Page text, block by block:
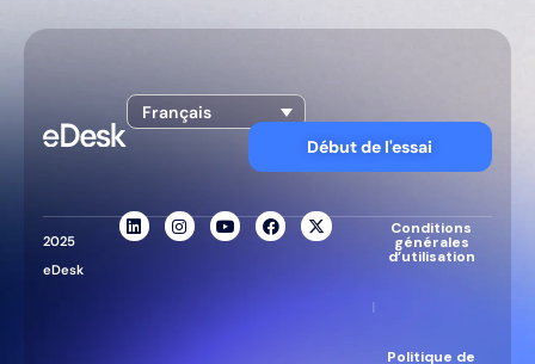
Français
Début de l'essai
2025
eDesk
Conditions
générales
d’utilisation
|
Politique de